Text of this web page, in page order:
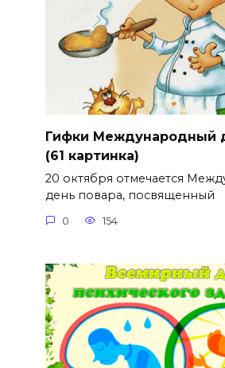
Гифки Международный
(61 картинка)
20 октября отмечается
день повара, посвященный
0 154